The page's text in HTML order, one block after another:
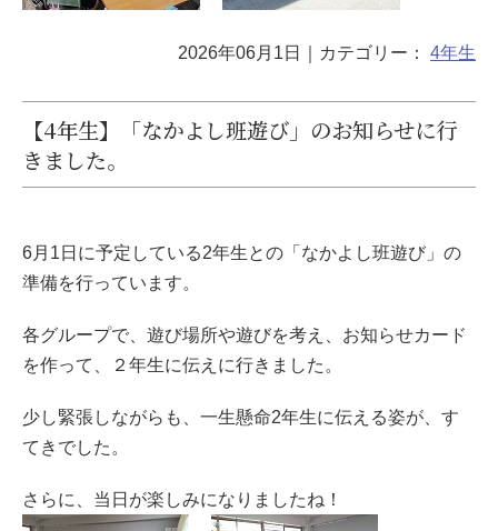
2026年06月1日 ｜カテゴリー： 4年生
【4年生】「なかよし班遊び」のお知らせに行
きました。
6月1日に予定している2年生との「なかよし班遊び」の
準備を行っています。
各グループで、遊び場所や遊びを考え、お知らせカード
を作って、２年生に伝えに行きました。
少し緊張しながらも、一生懸命2年生に伝える姿が、す
てきでした。
さらに、当日が楽しみになりましたね！